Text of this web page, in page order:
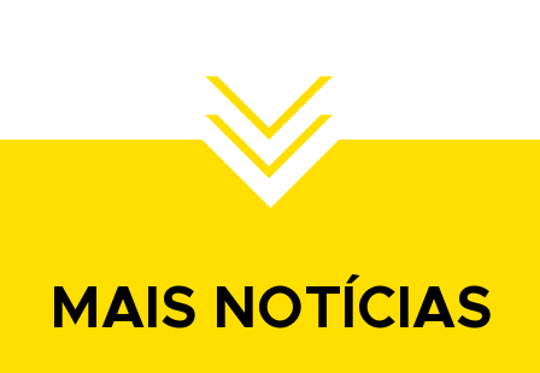
MAIS NOTÍCIAS